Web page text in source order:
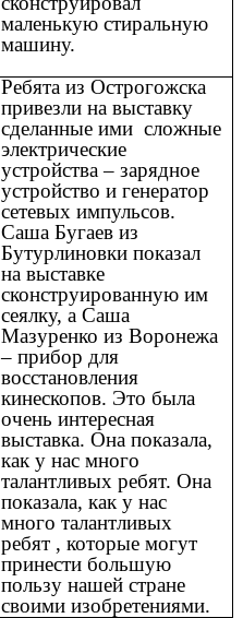
маленькую стиральную
машину.
Ребята из Острогожска
привезли на выставку
сделанные ими сложные
электрические
устройства – зарядное
устройство и генератор
сетевых импульсов.
Саша Бугаев из
Бутурлиновки показал
на выставке
сконструированную им
сеялку, а Саша
Мазуренко из Воронежа
– прибор для
восстановления
кинескопов. Это была
очень интересная
выставка. Она показала,
как у нас много
талантливых ребят. Она
показала, как у нас
много талантливых
ребят , которые могут
принести большую
пользу нашей стране
своими изобретениями.